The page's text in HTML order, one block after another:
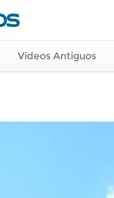
Videos Antiguos